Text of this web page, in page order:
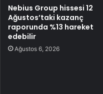
Nebius Group hissesi 12
Ağustos’taki kazanç
raporunda %13 hareket
edebilir
Ağustos 6, 2026